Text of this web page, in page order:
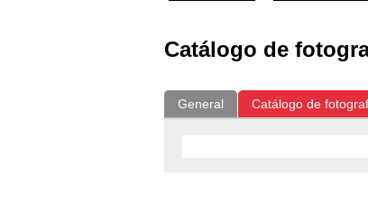
Catálogo de
General Catálogo de